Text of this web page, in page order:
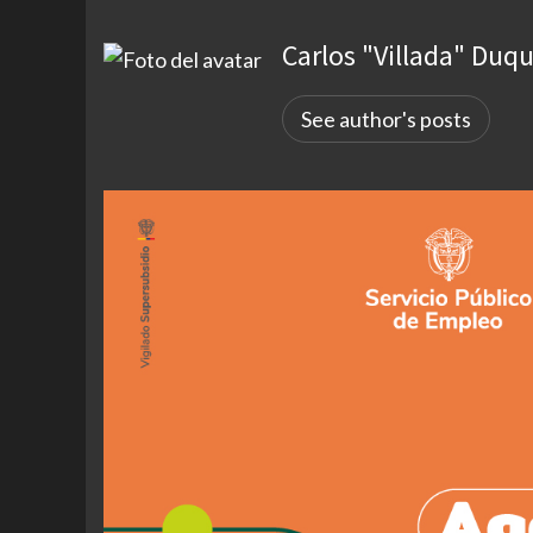
Carlos "Villada"
See author's posts